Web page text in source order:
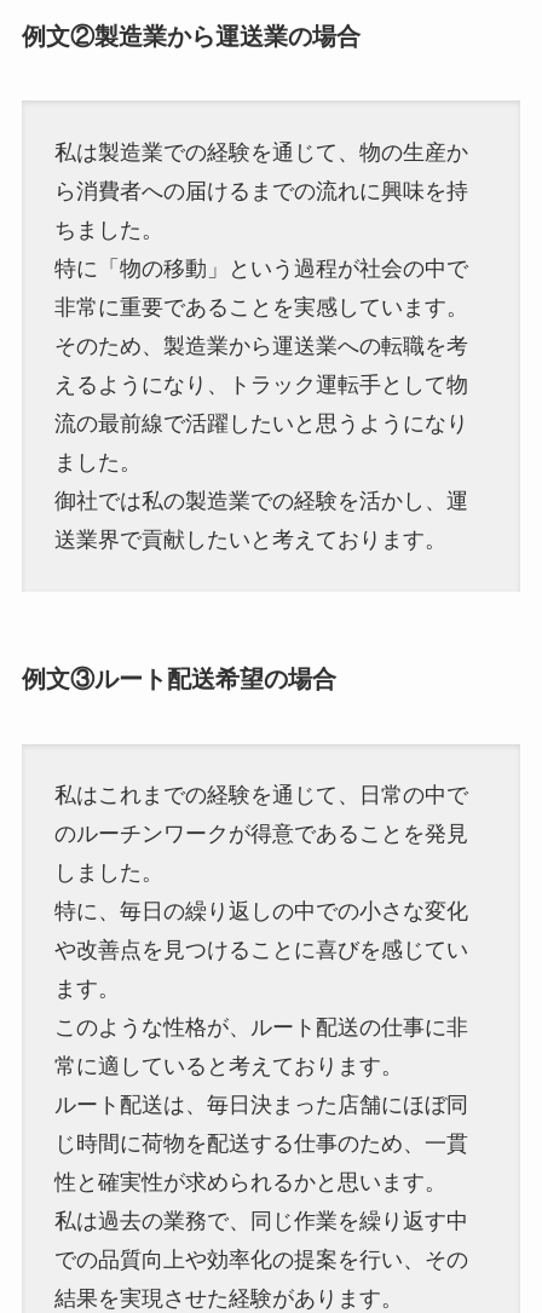
例文②製造業から運送業の場合
私は製造業での経験を通じて、物の生産か
ら消費者への届けるまでの流れに興味を持
ちました。
特に「物の移動」という過程が社会の中で
非常に重要であることを実感しています。
そのため、製造業から運送業への転職を考
えるようになり、トラック運転手として物
流の最前線で活躍したいと思うようになり
ました。
御社では私の製造業での経験を活かし、運
送業界で貢献したいと考えております。
例文③ルート配送希望の場合
私はこれまでの経験を通じて、日常の中で
のルーチンワークが得意であることを発見
しました。
特に、毎日の繰り返しの中での小さな変化
や改善点を見つけることに喜びを感じてい
ます。
このような性格が、ルート配送の仕事に非
常に適していると考えております。
ルート配送は、毎日決まった店舗にほぼ同
じ時間に荷物を配送する仕事のため、一貫
性と確実性が求められるかと思います。
私は過去の業務で、同じ作業を繰り返す中
での品質向上や効率化の提案を行い、その
結果を実現させた経験があります。